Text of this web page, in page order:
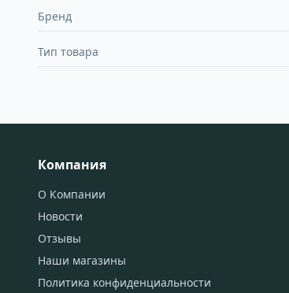
Бренд
Тип товара
Компания
О Компании
Новости
Отзывы
Наши магазины
Политика конфиденциальности